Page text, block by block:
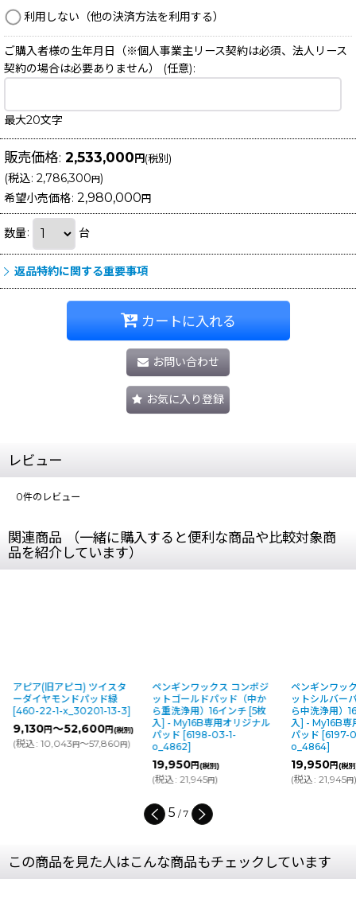
利用しない（他の決済方法を利用する）
ご購入者様の生年月日（※個人事業主リース契約は必須、法人リース
契約の場合は必要ありません）
(任意):
最大20文字
販売価格: 2,533,000円(税別)
(税込: 2,786,300円)
希望小売価格: 2,980,000円
数量: 台
返品特約に関する重要事項
カートに入れる
お問い合わせ
お気に入り登録
レビュー
0件のレビュー
関連商品 （一緒に購入すると便利な商品や比較対象商
品を紹介しています）
アピア(旧アピコ) ツイスタ
ーダイヤモンドパッド緑
[460-22-1-x_30201-13-3]
9,130円～52,600円(税別)
(税込: 10,043円～57,860円)
ペンギンワックス コンポジ
ットゴールドパッド（中か
ら重洗浄用）16インチ [5枚
入] - My16B専用オリジナル
パッド [6198-03-1-
o_4862]
19,950円(税別)
(税込: 21,945円)
ペンギンワッ
ットシルバー
ら中洗浄用）
入] - My16B専
パッド [6197-
o_4864]
19,950円(税
(税込: 21,945円
5 / 7
この商品を見た人はこんな商品もチェックしています